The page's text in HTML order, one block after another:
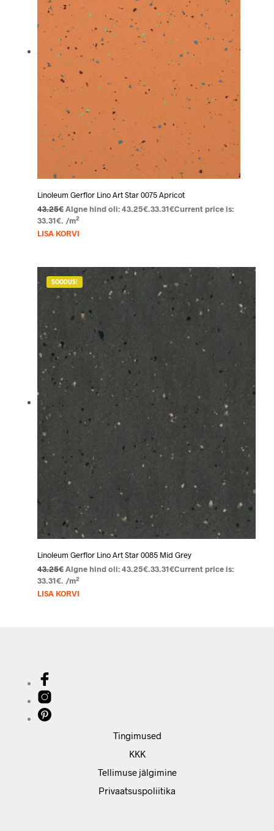
Linoleum Gerflor Lino Art Star 0075 Apricot
43.25€ Algne hind oli: 43.25€.33.31€Current price is:
33.31€. /m2
LISA KORVI
SOODUS!
Linoleum Gerflor Lino Art Star 0085 Mid Grey
43.25€ Algne hind oli: 43.25€.33.31€Current price is:
33.31€. /m2
LISA KORVI
Tingimused
KKK
Tellimuse jälgimine
Privaatsuspoliitika